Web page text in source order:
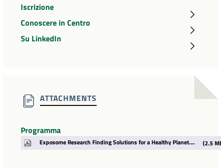
Iscrizione
Conoscere in Centro
Su LinkedIn
ATTACHMENTS
Programma
Exposome Research Finding Solutions for a Healthy Planet.pdf (2.5